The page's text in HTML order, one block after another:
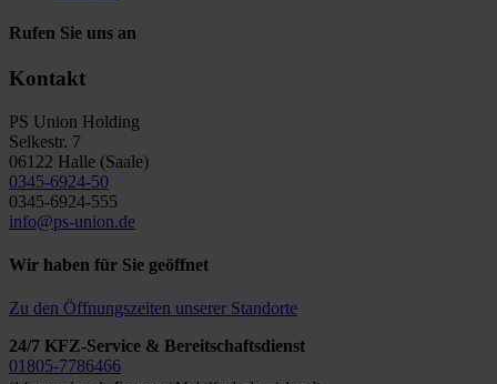
Rufen Sie uns an
Kontakt
PS Union Holding
Selkestr. 7
06122 Halle (Saale)
0345-6924-50
0345-6924-555
info@ps-union.de
Wir haben für Sie geöffnet
Zu den Öffnungszeiten unserer Standorte
24/7 KFZ-Service & Bereitschaftsdienst
01805-7786466